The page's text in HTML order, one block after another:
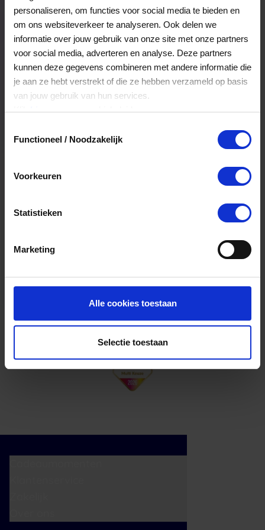
personaliseren, om functies voor social media te bieden en
om ons websiteverkeer te analyseren. Ook delen we
informatie over jouw gebruik van onze site met onze partners
voor social media, adverteren en analyse. Deze partners
kunnen deze gegevens combineren met andere informatie die
je aan ze hebt verstrekt of die ze hebben verzameld op basis
van jouw gebruik van hun services.
Klikhiervoor ons cookiebeleid.
Functioneel / Noodzakelijk
Voorkeuren
Statistieken
Marketing
Alle cookies toestaan
Selectie toestaan
baasjes die hun dier graag goed verzorgen.
Veelgestelde Vragen
Kan ik het saldo in delen besteden?
Ja, je mag het saldo van je VVV
cadeaukaart in delen uitgeven.
Het volledige saldo op de VVV cadeaukaart